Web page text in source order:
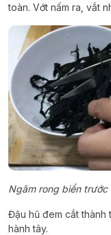
toàn. Vớt nấm ra, vắt
Ngâm rong biển trước
Đậu hũ đem cắt
hành tây.